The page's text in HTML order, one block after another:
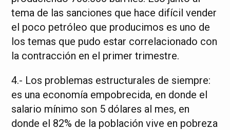
tema de las sanciones que hace difícil vender
el poco petróleo que producimos es uno de
los temas que pudo estar correlacionado con
la contracción en el primer trimestre.
4.- Los problemas estructurales de siempre:
es una economía empobrecida, en donde el
salario mínimo son 5 dólares al mes, en
donde el 82% de la población vive en pobreza